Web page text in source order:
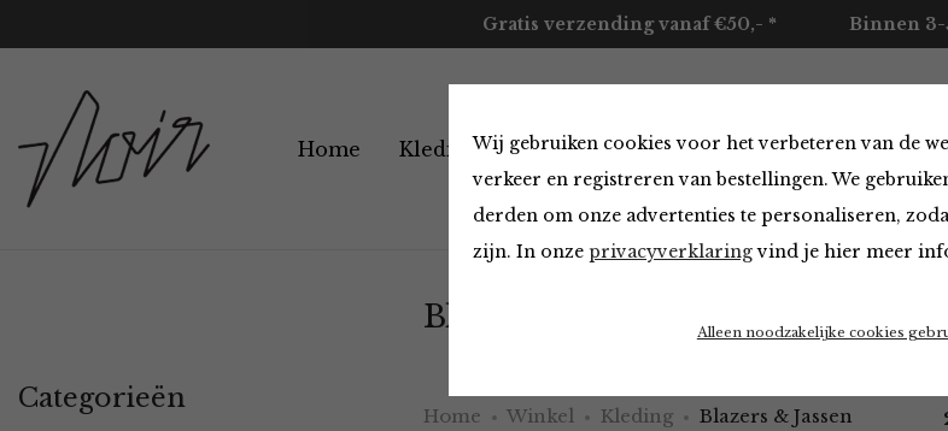
Wij gebruiken cookies voor het verbeteren van de
verkeer en registreren van bestellingen. We
derden om onze advertenties te personaliseren,
zijn. In onze privacyverklaringvind je hier meer
Alleen noodzakelijke cookies
Gratis verzending vanaf €50,- * Binnen 3-
Home Kleding Accessoires Merken Over ons
Blazers & Jassen
Home Winkel Kleding Blazers & Jassen
Categorieën